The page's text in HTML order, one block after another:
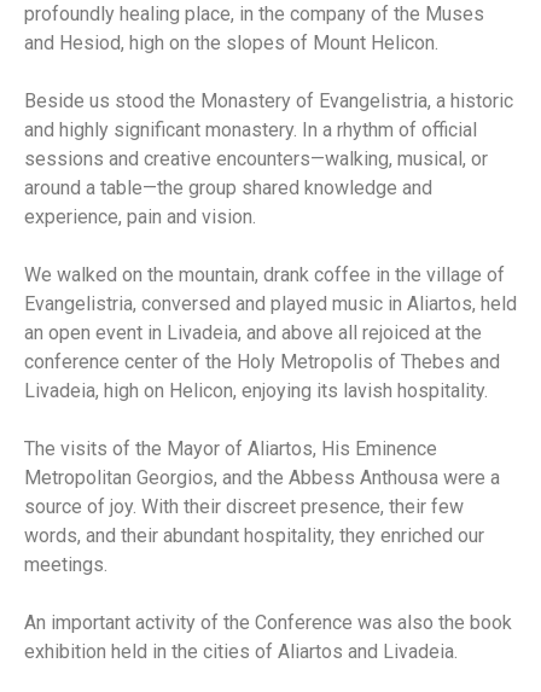
profoundly healing place, in the company of the Muses
and Hesiod, high on the slopes of Mount Helicon.
Beside us stood the Monastery of Evangelistria, a historic
and highly significant monastery. In a rhythm of official
sessions and creative encounters—walking, musical, or
around a table—the group shared knowledge and
experience, pain and vision.
We walked on the mountain, drank coffee in the village of
Evangelistria, conversed and played music in Aliartos, held
an open event in Livadeia, and above all rejoiced at the
conference center of the Holy Metropolis of Thebes and
Livadeia, high on Helicon, enjoying its lavish hospitality.
The visits of the Mayor of Aliartos, His Eminence
Metropolitan Georgios, and the Abbess Anthousa were a
source of joy. With their discreet presence, their few
words, and their abundant hospitality, they enriched our
meetings.
An important activity of the Conference was also the book
exhibition held in the cities of Aliartos and Livadeia.